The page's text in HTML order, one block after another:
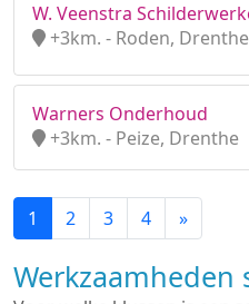
W. Veenstra
+3km. - Roden, Drenthe
Warners Onderhoud
+3km. - Peize, Drenthe
1 2 3 4 »
Werkzaamheden